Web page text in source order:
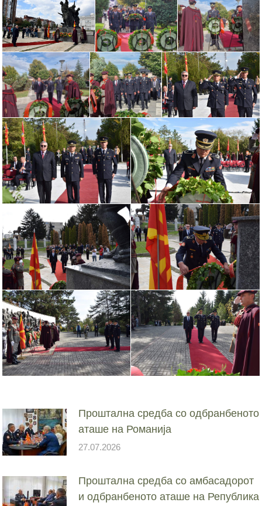
Проштална средба со одбранбеното
аташе на Романија
27.07.2026
Проштална средба со амбасадорот
и одбранбеното аташе на Република